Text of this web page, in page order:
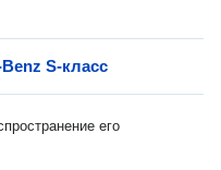
S-класс
его